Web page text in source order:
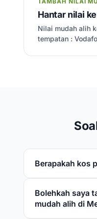
Hantar nilai
Nilai mudah alih
tempatan :
Berapakah kos
Bolehkah saya
mudah alih di